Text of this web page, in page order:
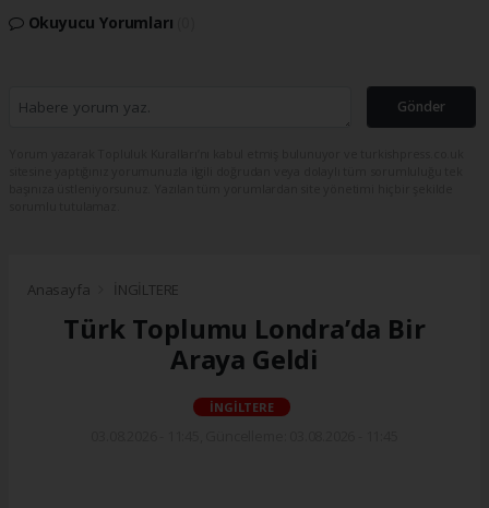
Okuyucu Yorumları
Gönder
Anasayfa İNGİLTERE
Türk Toplumu Londra’da Bir
Araya Geldi
İNGİLTERE